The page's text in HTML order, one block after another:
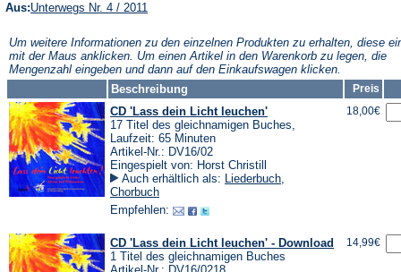
Aus:Unterwegs Nr. 4 / 2011
neuen
Tab)
Um weitere Informationen zu den einzelnen Produkten zu erhalten, diese
mit der Maus anklicken. Um einen Artikel in den Warenkorb zu legen, die
Mengenzahl eingeben und dann auf den Einkaufswagen klicken.
Beschreibung
Preis
CD 'Lass dein Licht leuchen'
17 Titel des gleichnamigen Buches,
Laufzeit: 65 Minuten
Artikel-Nr.: DV16/02
Eingespielt von: Horst Christill
Auch erhältlich als: Liederbuch,
Chorbuch
Empfehlen:
18,00€
CD 'Lass dein Licht leuchen' - Download
1 Titel des gleichnamigen Buches
14,99€